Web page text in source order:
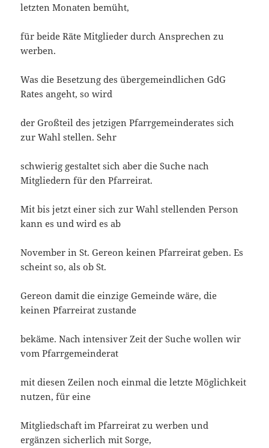
letzten Monaten bemüht,
für beide Räte Mitglieder durch Ansprechen zu
werben.
Was die Besetzung des übergemeindlichen GdG
Rates angeht, so wird
der Großteil des jetzigen Pfarrgemeinderates sich
zur Wahl stellen. Sehr
schwierig gestaltet sich aber die Suche nach
Mitgliedern für den Pfarreirat.
Mit bis jetzt einer sich zur Wahl stellenden Person
kann es und wird es ab
November in St. Gereon keinen Pfarreirat geben. Es
scheint so, als ob St.
Gereon damit die einzige Gemeinde wäre, die
keinen Pfarreirat zustande
bekäme. Nach intensiver Zeit der Suche wollen wir
vom Pfarrgemeinderat
mit diesen Zeilen noch einmal die letzte Möglichkeit
nutzen, für eine
Mitgliedschaft im Pfarreirat zu werben und
ergänzen sicherlich mit Sorge,